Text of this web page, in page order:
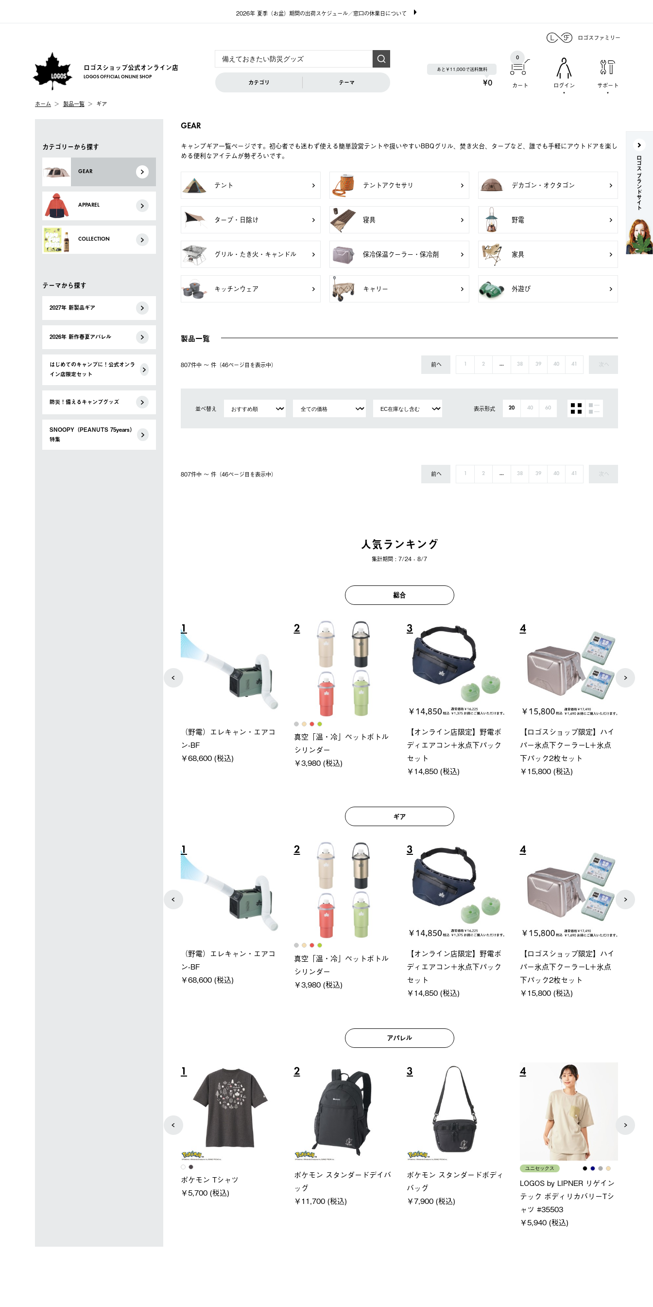
2026年 夏季（お盆）期間の出荷スケジュール／窓口の休業日について
ロゴスファミリー
ロゴスショップ公式オンライン店
LOGOS OFFICIAL ONLINE SHOP
カテゴリ テーマ
あと￥11,000で送料無料
¥0 カート
0
ログイン サポート
ホーム 製品一覧 ギア
カテゴリーから探す
GEAR
APPAREL
COLLECTION
テーマから探す
2027年 新製品ギア
2026年 新作春夏アパレル
はじめてのキャンプに！公式オンラ
イン店限定セット
防災！備えるキャンプグッズ
SNOOPY（PEANUTS 75years）
特集
GEAR
キャンプギア一覧ページです。初心者でも迷わず使える簡単設営テントや扱いやすいBBQグリル、焚き火台、タープなど、誰でも手軽にアウトドアを楽し
める便利なアイテムが勢ぞろいです。
テント テントアクセサリ デカゴン・オクタゴン
タープ・日除け 寝具 野電
グリル・たき火・キャンドル 保冷保温クーラー・保冷剤 家具
キッチンウェア キャリー 外遊び
製品一覧
807件中 〜 件（46ページ⽬を表⽰中） 前へ 1 2 ... 38 39 40 41 次へ
並べ替え 表示形式 20 40 60
807件中 〜 件（46ページ⽬を表⽰中） 前へ 1 2 ... 38 39 40 41 次へ
人気ランキング
集計期間 : 7/24 - 8/7
総合
5
ソーラーブロック 風抜きQセ
ットタープ 250-BG
￥21,800 (税込)
6
ソーラーブロック 風抜きQセ
ットタープ 200-BG
￥18,800 (税込)
7
グランベーシック スペースベ
ース・オクタゴン-BJ
￥209,000 (税込)
8
Q-TOP ソーラーサンドブロッ
クサンシェード-BF
￥16,800 (税込)
ギア
5
ソーラーブロック 風抜きQセ
ットタープ 250-BG
￥21,800 (税込)
6
ソーラーブロック 風抜きQセ
ットタープ 200-BG
￥18,800 (税込)
7
グランベーシック スペースベ
ース・オクタゴン-BJ
￥209,000 (税込)
8
Q-TOP ソーラーサンドブロッ
クサンシェード-BF
￥16,800 (税込)
アパレル
5
レディース
ノーメイクフーディ
￥5,940 (税込)
6
LOGOS by LIPNER リゲイン
テック ボディリカバリーショ
ーツ #35504
7
ＵＶサムホールジップフーデ
通常価格
8
メンズ
クールタッチリラックスパン
ツ
￥5,500 (税込)
ロゴス ブランドサイト